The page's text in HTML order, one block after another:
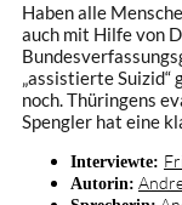
Haben alle
auch mit Hilfe von
„assistierte
noch. Thüringens
Spengler hat eine
Interviewte:
Autorin: